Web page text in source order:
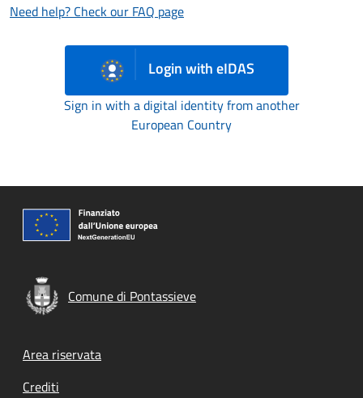
Need help? Check our FAQ page
Login with eIDAS
Sign in with a digital identity from another
European Country
Comune di Pontassieve
Footer menu
Area riservata
Crediti